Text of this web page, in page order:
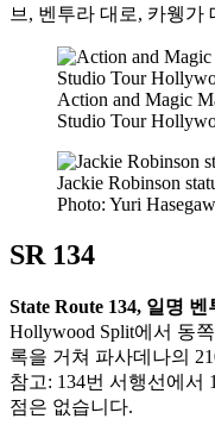
브, 벤투라 대로, 카웽가
Action and Magic
Studio Tour
Jackie Robinson
Photo: Yuri
SR 134
State Route 134, 일명
Hollywood Split에서 동
록을 거쳐 파사데나의
참고: 134번 서행선에서
점은 없습니다.